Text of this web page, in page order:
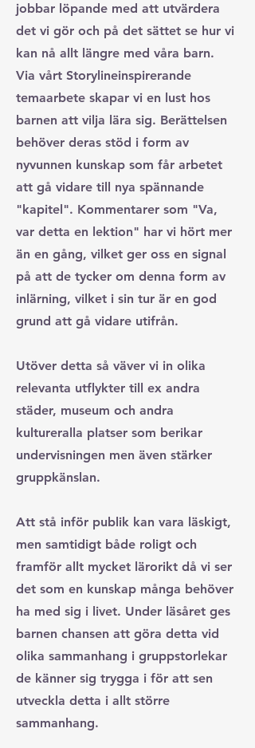
jobbar löpande med att utvärdera
det vi gör och på det sättet se hur vi
kan nå allt längre med våra barn.
Via vårt Storylineinspirerande
temaarbete skapar vi en lust hos
barnen att vilja lära sig. Berättelsen
behöver deras stöd i form av
nyvunnen kunskap som får arbetet
att gå vidare till nya spännande
"kapitel". Kommentarer som "Va,
var detta en lektion" har vi hört mer
än en gång, vilket ger oss en signal
på att de tycker om denna form av
inlärning, vilket i sin tur är en god
grund att gå vidare utifrån.
Utöver detta så väver vi in olika
relevanta utflykter till ex andra
städer, museum och andra
kultureralla platser som berikar
undervisningen men även stärker
gruppkänslan.
Att stå inför publik kan vara läskigt,
men samtidigt både roligt och
framför allt mycket lärorikt då vi ser
det som en kunskap många behöver
ha med sig i livet. Under läsåret ges
barnen chansen att göra detta vid
olika sammanhang i gruppstorlekar
de känner sig trygga i för att sen
utveckla detta i allt större
sammanhang.